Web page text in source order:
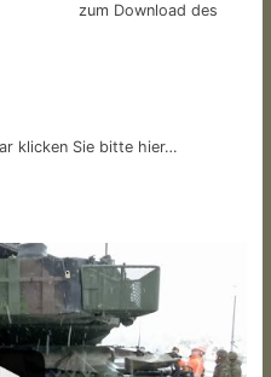
zum Download des
klicken Sie bitte hier…